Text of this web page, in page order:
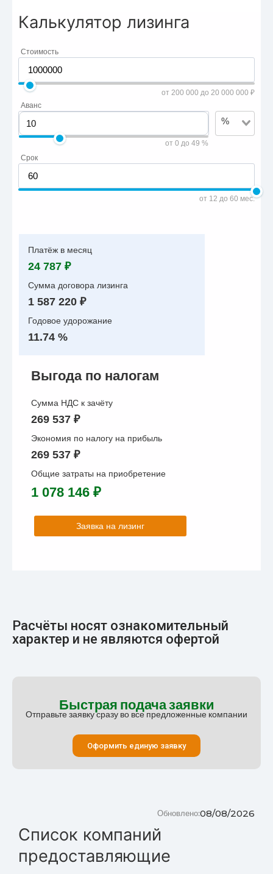
Калькулятор лизинга
Стоимость
от 200 000 до 20 000 000 ₽
Аванс
от 0 до 49 %
%
Срок
от 12 до 60 мес.
Платёж в месяц
24 787 ₽
Сумма договора лизинга
1 587 220 ₽
Годовое удорожание
11.74 %
Выгода по налогам
Сумма НДС к зачёту
269 537 ₽
Экономия по налогу на прибыль
269 537 ₽
Общие затраты на приобретение
1 078 146 ₽
Заявка на лизинг
Расчёты носят ознакомительный
характер и не являются офертой
Быстрая подача заявки
Отправьте заявку сразу во все предложенные компании
Оформить единую заявку
08/08/2026
Обновлено:
Список компаний
предоставляющие